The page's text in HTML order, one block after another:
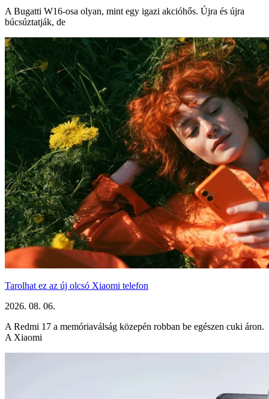
A Bugatti W16-osa olyan, mint egy igazi akcióhős. Újra és újra
búcsúztatják, de
Tarolhat ez az új olcsó Xiaomi telefon
2026. 08. 06.
A Redmi 17 a memóriaválság közepén robban be egészen cuki áron.
A Xiaomi